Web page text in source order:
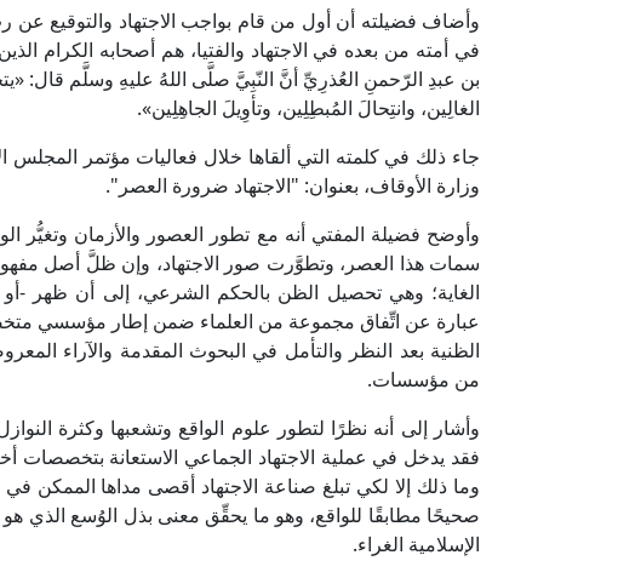
وأضاف فضيلته أن أول من قام بواجب الاجتهاد والتوقيع عن
في أمته من بعده في الاجتهاد والفتيا، هم أصحابه الكرام
بن عبدِ الرّحمنِ العُذرِيِّ أنَّ النّبِيَّ صلَّى اللهُ عليهِ وسلَّم قال:
الغالِين، وانتِحالَ المُبطِلِين، وتأوِيلَ الجاهِلِين».
جاء ذلك في كلمته التي ألقاها خلال فعاليات مؤتمر المجلس
وزارة الأوقاف، بعنوان: "الاجتهاد ضرورة العصر".
وأوضح فضيلة المفتي أنه مع تطور العصور والأزمان
سمات هذا العصر، وتطوَّرت صور الاجتهاد، وإن ظلَّ أصل
الغاية؛ وهي تحصيل الظن بالحكم الشرعي، إلى أن ظهر -
عبارة عن اتِّفاق مجموعة من العلماء ضمن إطار مؤسسي
الظنية بعد النظر والتأمل في البحوث المقدمة والآراء
من مؤسسات.
وأشار إلى أنه نظرًا لتطور علوم الواقع وتشعبها وكثرة
فقد يدخل في عملية الاجتهاد الجماعي الاستعانة بتخصصات
وما ذلك إلا لكي تبلغ صناعة الاجتهاد أقصى مداها الممكن في
صحيحًا مطابقًا للواقع، وهو ما يحقِّق معنى بذل الوُسع الذي هو
الإسلامية الغراء.